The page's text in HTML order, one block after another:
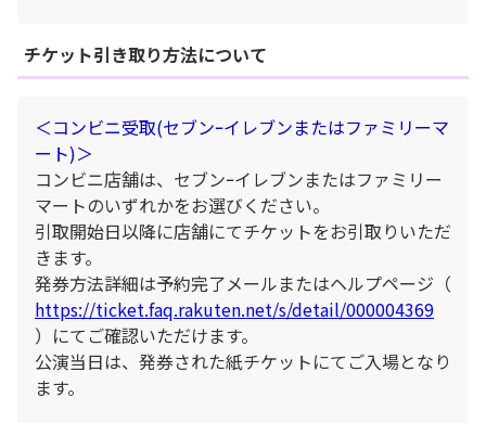
チケット引き取り方法について
＜コンビニ受取(セブンｰイレブンまたはファミリーマ
ート)＞
コンビニ店舗は、セブンｰイレブンまたはファミリー
マートのいずれかをお選びください。
引取開始日以降に店舗にてチケットをお引取りいただ
きます。
発券方法詳細は予約完了メールまたはヘルプページ（
https://ticket.faq.rakuten.net/s/detail/000004369
）にてご確認いただけます。
公演当日は、発券された紙チケットにてご入場となり
ます。